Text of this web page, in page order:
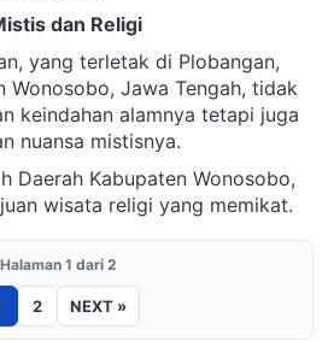
dan Religi
yang terletak di Plobangan,
Wonosobo, Jawa Tengah, tidak
keindahan alamnya tetapi juga
nuansa mistisnya.
Daerah Kabupaten Wonosobo,
wisata religi yang memikat.
Halaman 1 dari 2
2 NEXT »